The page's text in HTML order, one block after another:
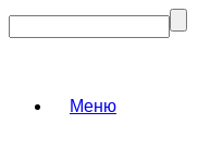
Меню